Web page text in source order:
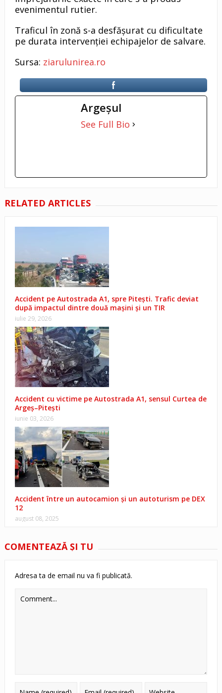
evenimentul rutier.
Traficul în zonă s-a desfășurat cu dificultate
pe durata intervenției echipajelor de salvare.
Sursa: ziarulunirea.ro
Argeşul
See Full Bio
RELATED ARTICLES
Accident pe Autostrada A1, spre Pitești. Trafic deviat
după impactul dintre două mașini și un TIR
iulie 29, 2026
Accident cu victime pe Autostrada A1, sensul Curtea de
Argeș–Pitești
iunie 03, 2026
Accident între un autocamion și un autoturism pe DEX
12
august 08, 2025
COMENTEAZĂ ŞI TU
Adresa ta de email nu va fi publicată.